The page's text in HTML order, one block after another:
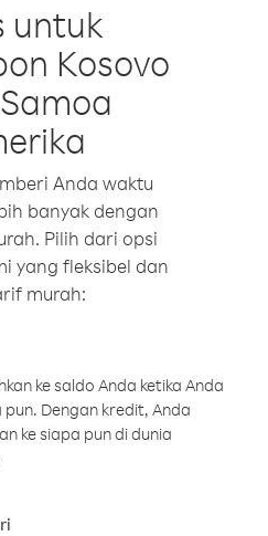
untuk
Kosovo
Anda waktu
banyak dengan
Pilih dari opsi
yang fleksibel dan
murah:
ke saldo Anda ketika Anda
Dengan kredit, Anda
ke siapa pun di dunia